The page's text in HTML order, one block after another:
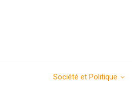
Société et Politique